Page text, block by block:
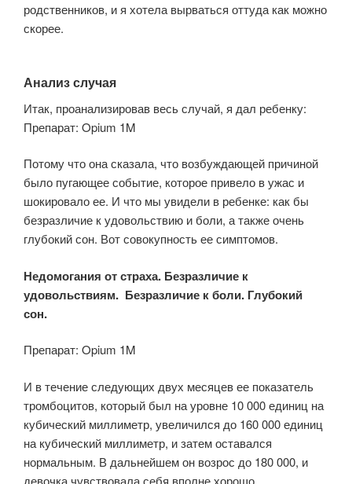
родственников, и я хотела вырваться оттуда как можно
скорее.
Анализ случая
Итак, проанализировав весь случай, я дал ребенку:
Препарат: Opium 1M
Потому что она сказала, что возбуждающей причиной
было пугающее событие, которое привело в ужас и
шокировало ее. И что мы увидели в ребенке: как бы
безразличие к удовольствию и боли, а также очень
глубокий сон. Вот совокупность ее симптомов.
Недомогания от страха. Безразличие к
удовольствиям. Безразличие к боли. Глубокий
сон.
Препарат: Opium 1M
И в течение следующих двух месяцев ее показатель
тромбоцитов, который был на уровне 10 000 единиц на
кубический миллиметр, увеличился до 160 000 единиц
на кубический миллиметр, и затем оставался
нормальным. В дальнейшем он возрос до 180 000, и
девочка чувствовала себя вполне хорошо.